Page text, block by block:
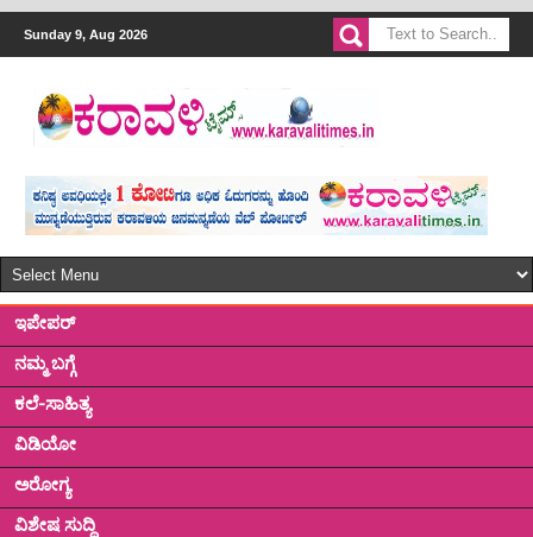
Sunday 9, Aug 2026
ಇಪೇಪರ್
ನಮ್ಮ ಬಗ್ಗೆ
ಕಲೆ-ಸಾಹಿತ್ಯ
ವಿಡಿಯೋ
ಅರೋಗ್ಯ
ವಿಶೇಷ ಸುದ್ದಿ